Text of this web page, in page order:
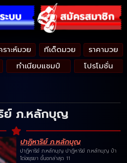
ราะห์มวย ทีเด็ดมวย
ราคามวย
ทำเนียบแชมป์ โปรโมชั่น
ย์ ภ.หลักบุญ
ปาฏิหาริย์ ภ.หลักบุญ
ปาฏิหาริย์ ภ.หลักบุญ ปาฏิหาริย์ ภ.หลักบุญ ป๋า
โด่อยุธยา ขึ้นชกล่าสุด 11